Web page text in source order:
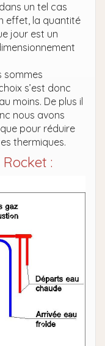
un tel cas
effet, la quantité
jour est un
sommes
s’est donc
moins. De plus il
nous avons
pour réduire
thermiques.
: